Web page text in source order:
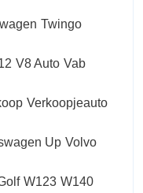
Twingo
V8 Auto Vab
Verkoopjeauto
Up Volvo
W123 W140